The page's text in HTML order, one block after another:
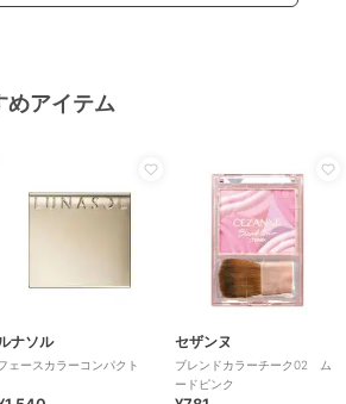
めアイテム
ナソル
ェースカラーコンパクト
セザンヌ
ブレンドカラーチーク02 ム
ードピンク